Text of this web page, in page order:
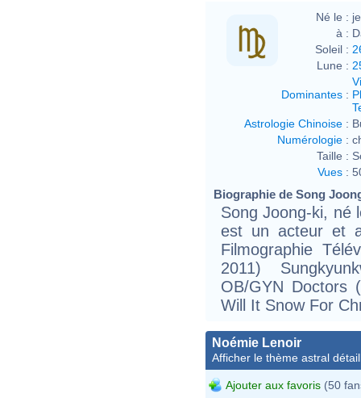
Né le :
à :
Soleil :
Lune :
Dominantes :
Astrologie Chinoise :
Numérologie :
Taille :
Vues :
Biographie de Song
Song Joong-ki, né
est un acteur et
Filmographie
2011)
OB/GYN Doctors
Will It Snow For
Noémie Lenoir
Afficher le thème astral
Ajouter aux favoris (50